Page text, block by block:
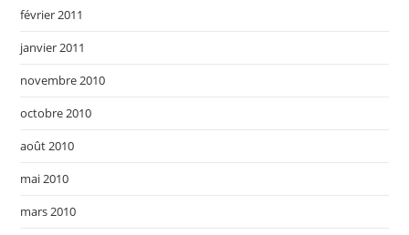
février 2011
janvier 2011
novembre 2010
octobre 2010
août 2010
mai 2010
mars 2010